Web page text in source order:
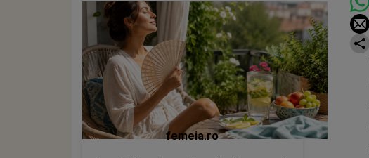
femeia.ro